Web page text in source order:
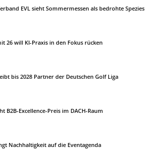
EVL sieht Sommermessen als bedrohte Spezies
26 will KI-Praxis in den Fokus rücken
bis 2028 Partner der Deutschen Golf Liga
B2B-Excellence-Preis im DACH-Raum
Nachhaltigkeit auf die Eventagenda